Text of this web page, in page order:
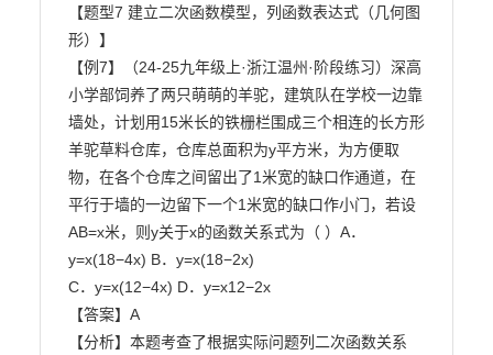
【题型7 建立二次函数模型，列函数表达式（几何图
形）】
【例7】（24-25九年级上·浙江温州·阶段练习）深高
小学部饲养了两只萌萌的羊驼，建筑队在学校一边靠
墙处，计划用15米长的铁栅栏围成三个相连的长方形
羊驼草料仓库，仓库总面积为y平方米，为方便取
物，在各个仓库之间留出了1米宽的缺口作通道，在
平行于墙的一边留下一个1米宽的缺口作小门，若设
AB=x米，则y关于x的函数关系式为（ ）A．
y=x(18−4x) B．y=x(18−2x)
C．y=x(12−4x) D．y=x12−2x
【答案】A
【分析】本题考查了根据实际问题列二次函数关系